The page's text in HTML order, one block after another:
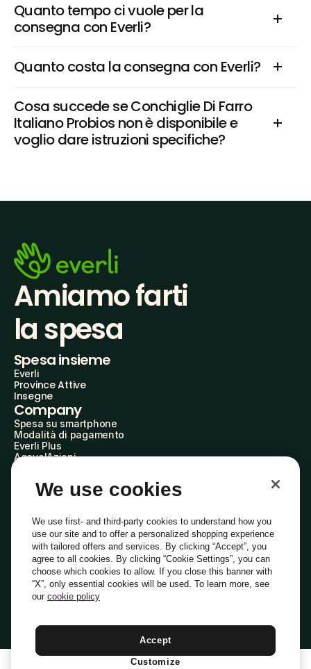
Quanto tempo ci vuole per la
consegna con Everli?
Quanto costa la consegna con Everli?
Cosa succede se Conchiglie Di Farro
Italiano Probios non è disponibile e
voglio dare istruzioni specifiche?
Amiamo farti
la spesa
Spesa insieme
Everli
Province Attive
Insegne
Company
Spesa su smartphone
Modalità di pagamento
Everli Plus
AgevolAzioni
Everli Shoppers
Scopri chi siamo
Domande frequenti
Lavora con noi
Diventa Shopper
Investitori
PrivacyCookiePreferenze Cookie
Termini e Condizioni
Italiano
We use cookies
We use first- and third-party cookies to understand how you
use our site and to offer a personalized shopping experience
with tailored offers and services. By clicking “Accept”, you
agree to all cookies. By clicking “Cookie Settings”, you can
choose which cookies to allow. If you close this banner with
“X”, only essential cookies will be used. To learn more, see
our cookie policy
Accept
Customize